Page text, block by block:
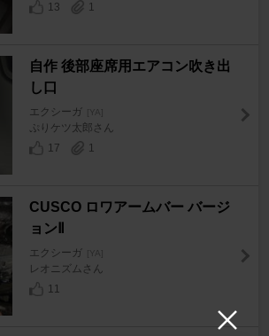
13
1
自作 後部座席用エアコン吹き出
し口
エクシーガ [YA]
ぷりケツ太郎さん
17
1
CUSCO ロワアームバー バージ
ョンⅡ
エクシーガ [YA]
レオニズムさん
11